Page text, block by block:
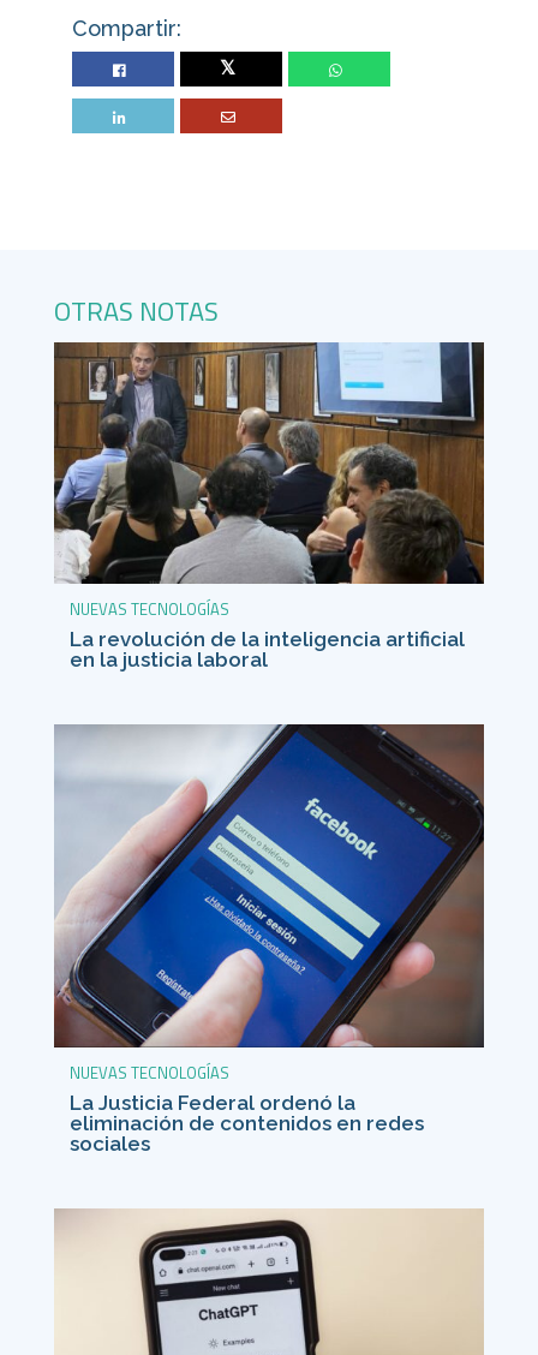
Compartir:
Twitter
OTRAS NOTAS
NUEVAS TECNOLOGÍAS
La revolución de la inteligencia artificial
en la justicia laboral
NUEVAS TECNOLOGÍAS
La Justicia Federal ordenó la
eliminación de contenidos en redes
sociales